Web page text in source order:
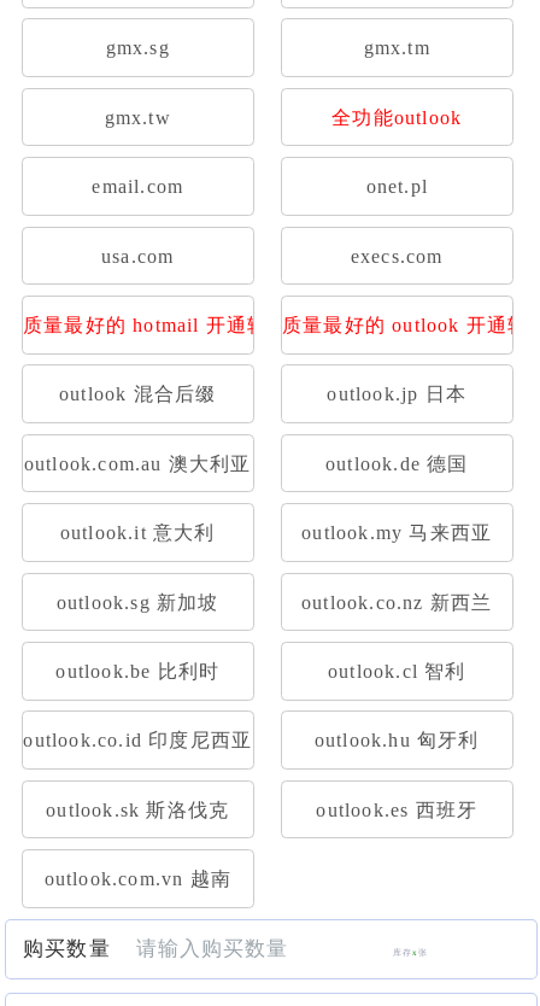
gmx.sg gmx.tm
gmx.tw 全功能outlook
email.com onet.pl
usa.com execs.com
质量最好的 hotmail 开通转发质量最好的 outlook 开通转
outlook 混合后缀 outlook.jp 日本
outlook.com.au 澳大利亚 outlook.de 德国
outlook.it 意大利 outlook.my 马来西亚
outlook.sg 新加坡 outlook.co.nz 新西兰
outlook.be 比利时 outlook.cl 智利
outlook.co.id 印度尼西亚 outlook.hu 匈牙利
outlook.sk 斯洛伐克 outlook.es 西班牙
outlook.com.vn 越南
购买数量 库存x张